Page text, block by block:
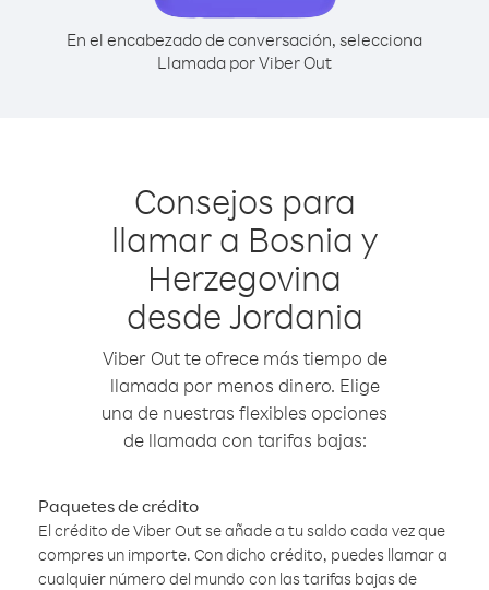
En el encabezado de conversación, selecciona
Llamada por Viber Out
Consejos para
llamar a Bosnia y
Herzegovina
desde Jordania
Viber Out te ofrece más tiempo de
llamada por menos dinero. Elige
una de nuestras flexibles opciones
de llamada con tarifas bajas:
Paquetes de crédito
El crédito de Viber Out se añade a tu saldo cada vez que
compres un importe. Con dicho crédito, puedes llamar a
cualquier número del mundo con las tarifas bajas de